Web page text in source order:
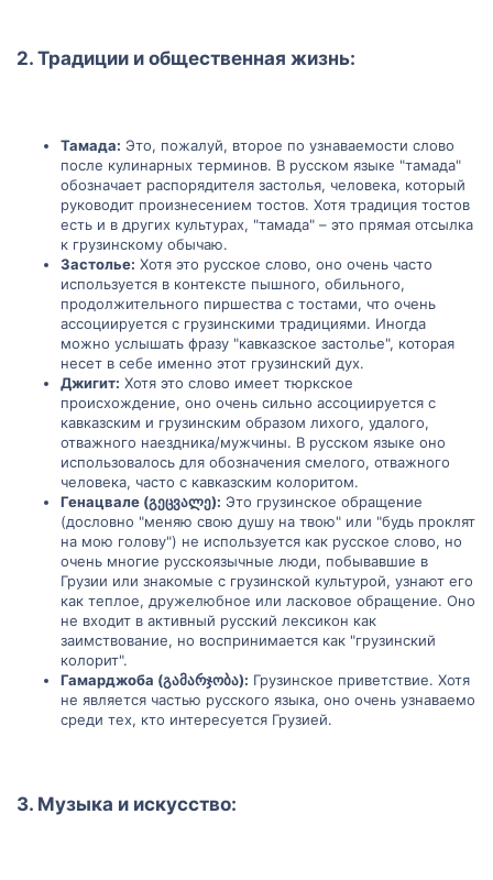
2. Традиции и общественная жизнь:​
Тамада: Это, пожалуй, второе по узнаваемости слово
после кулинарных терминов. В русском языке "тамада"
обозначает распорядителя застолья, человека, который
руководит произнесением тостов. Хотя традиция тостов
есть и в других культурах, "тамада" – это прямая отсылка
к грузинскому обычаю.
Застолье: Хотя это русское слово, оно очень часто
используется в контексте пышного, обильного,
продолжительного пиршества с тостами, что очень
ассоциируется с грузинскими традициями. Иногда
можно услышать фразу "кавказское застолье", которая
несет в себе именно этот грузинский дух.
Джигит: Хотя это слово имеет тюркское
происхождение, оно очень сильно ассоциируется с
кавказским и грузинским образом лихого, удалого,
отважного наездника/мужчины. В русском языке оно
использовалось для обозначения смелого, отважного
человека, часто с кавказским колоритом.
Генацвале (გეცვალე): Это грузинское обращение
(дословно "меняю свою душу на твою" или "будь проклят
на мою голову") не используется как русское слово, но
очень многие русскоязычные люди, побывавшие в
Грузии или знакомые с грузинской культурой, узнают его
как теплое, дружелюбное или ласковое обращение. Оно
не входит в активный русский лексикон как
заимствование, но воспринимается как "грузинский
колорит".
Гамарджоба (გამარჯობა): Грузинское приветствие. Хотя
не является частью русского языка, оно очень узнаваемо
среди тех, кто интересуется Грузией.
3. Музыка и искусство:​